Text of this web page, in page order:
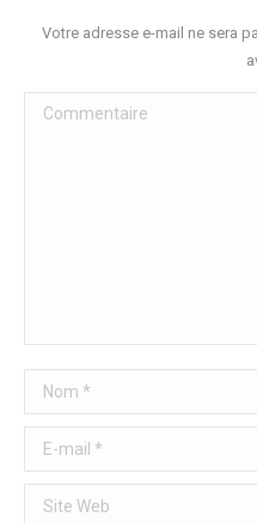
Votre adresse e-mail ne sera
Commentaire
Nom *
E-mail *
Site Web